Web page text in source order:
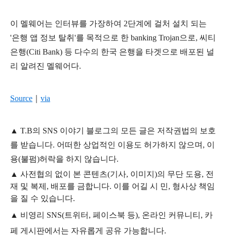
이 멜웨어는 인터뷰를 가장하여 2단계에 걸처 설치 되는
'은행 앱 정보 탈취'를 목적으로 한 banking Trojan으로, 씨티
은행(Citi Bank) 등 다수의 한국 은행을 타겟으로 배포된 널
리 알려진 멜웨어다.
Source via
▲ T.B의 SNS 이야기 블 로그의 모든 글은 저작권법의 보호
를 받습니다. 어떠한 상업적인 이용도 허가하지 않으며, 이
용(불펌)허락을 하지 않습니다.
▲ 사전협의 없이 본 콘텐츠(기사, 이미지)의 무단 도용, 전
재 및 복제, 배포를 금합니다. 이를 어길 시 민, 형사상 책임
을 질 수 있습니다.
▲ 비영리 SNS(트위터, 페이스북 등), 온라인 커뮤니티, 카
페 게시판에서는 자유롭게 공유 가능합니다.